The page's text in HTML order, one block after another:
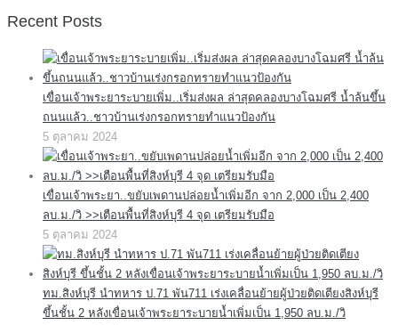
Recent Posts
เขื่อนเจ้าพระยาระบายเพิ่ม..เริ่มส่งผล ล่าสุดคลองบางโฉมศรี น้ำล้นขึ้น
ถนนแล้ว..ชาวบ้านเร่งกรอกทรายทำแนวป้องกัน
5 ตุลาคม 2024
เขื่อนเจ้าพระยา..ขยับเพดานปล่อยน้ำเพิ่มอีก จาก 2,000 เป็น 2,400
ลบ.ม./วิ >>เตือนพื้นที่สิงห์บุรี 4 จุด เตรียมรับมือ
5 ตุลาคม 2024
ทม.สิงห์บุรี นำทหาร ป.71 พัน711 เร่งเคลื่อนย้ายผู้ป่วยติดเตียงสิงห์บุรี
ขึ้นชั้น 2 หลังเขื่อนเจ้าพระยาระบายน้ำเพิ่มเป็น 1,950 ลบ.ม./วิ